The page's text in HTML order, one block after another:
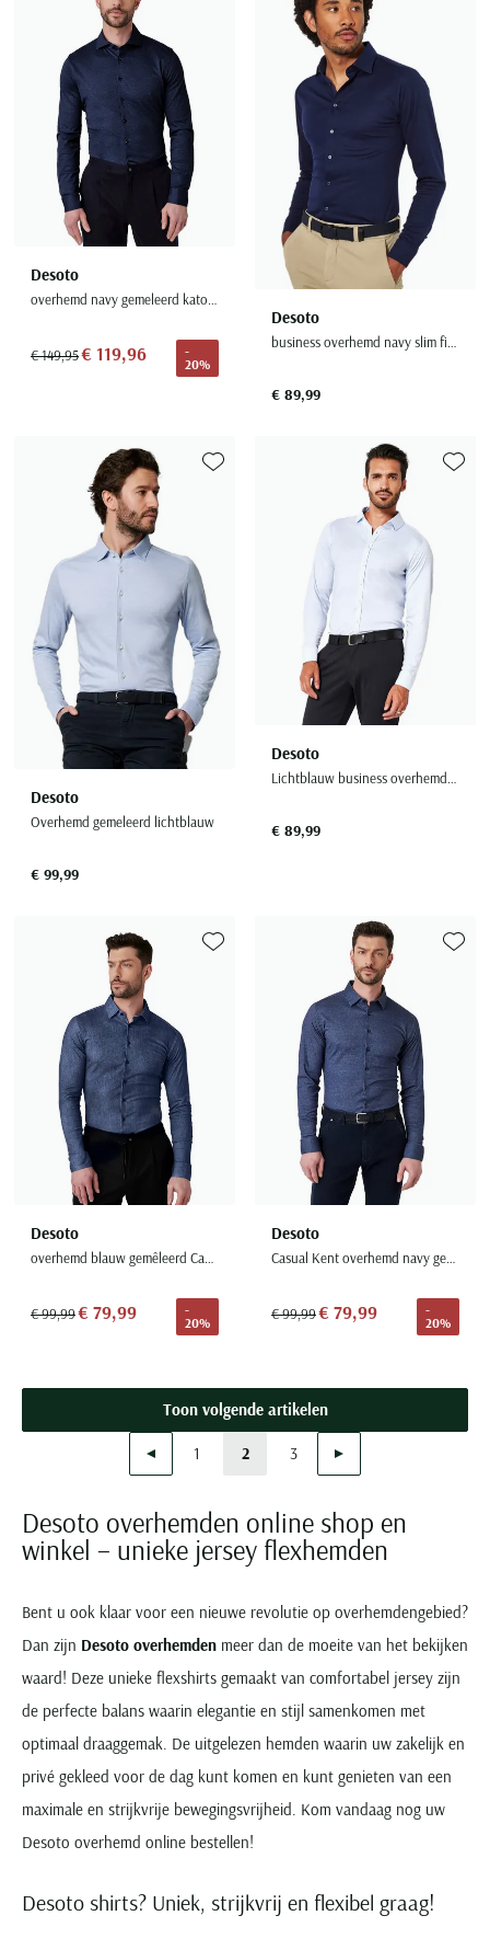
Desoto
overhemd navy gemeleerd katoen lange mouw
€ 149,95€ 119,96
-
20%
Toevoegen aan favorieten
Desoto
business overhemd navy slim fit effen katoen
€ 89,99
Desoto
Overhemd gemeleerd lichtblauw
€ 99,99
Toevoegen aan favorieten
Desoto
Lichtblauw business overhemd slim fit effen katoen
€ 89,99
Desoto
overhemd blauw gemêleerd Casual Kent lange mouw
€ 99,99€ 79,99
-
20%
Toevoegen aan favorieten
Desoto
Casual Kent overhemd navy gemêleerd semi-wide collar
€ 99,99€ 79,99
-
20%
Toon volgende artikelen
Vorige
1
Current Page
2
Page
3 Volgende
Desoto overhemden online shop en
winkel – unieke jersey flexhemden
Bent u ook klaar voor een nieuwe revolutie op overhemdengebied?
Dan zijn Desoto overhemden meer dan de moeite van het bekijken
waard! Deze unieke flexshirts gemaakt van comfortabel jersey zijn
de perfecte balans waarin elegantie en stijl samenkomen met
optimaal draaggemak. De uitgelezen hemden waarin uw zakelijk en
privé gekleed voor de dag kunt komen en kunt genieten van een
maximale en strijkvrije bewegingsvrijheid. Kom vandaag nog uw
Desoto overhemd online bestellen!
Desoto shirts? Uniek, strijkvrij en flexibel graag!